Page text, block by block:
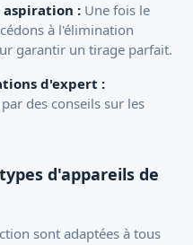
aspiration : Une fois le
à l'élimination
garantir un tirage parfait.
d'expert :
des conseils sur les
d'appareils de
sont adaptées à tous